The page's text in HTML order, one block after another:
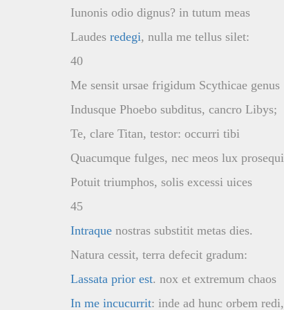
Iunonis odio dignus? in tutum meas
Laudes redegi, nulla me tellus silet:
40
Me sensit ursae frigidum Scythicae genus
Indusque Phoebo subditus, cancro Libys;
Te, clare Titan, testor: occurri tibi
Quacumque fulges, nec meos lux prosequi
Potuit triumphos, solis excessi uices
45
Intraque nostras substitit metas dies.
Natura cessit, terra defecit gradum:
Lassata prior est. nox et extremum chaos
In me incucurrit: inde ad hunc orbem redi,